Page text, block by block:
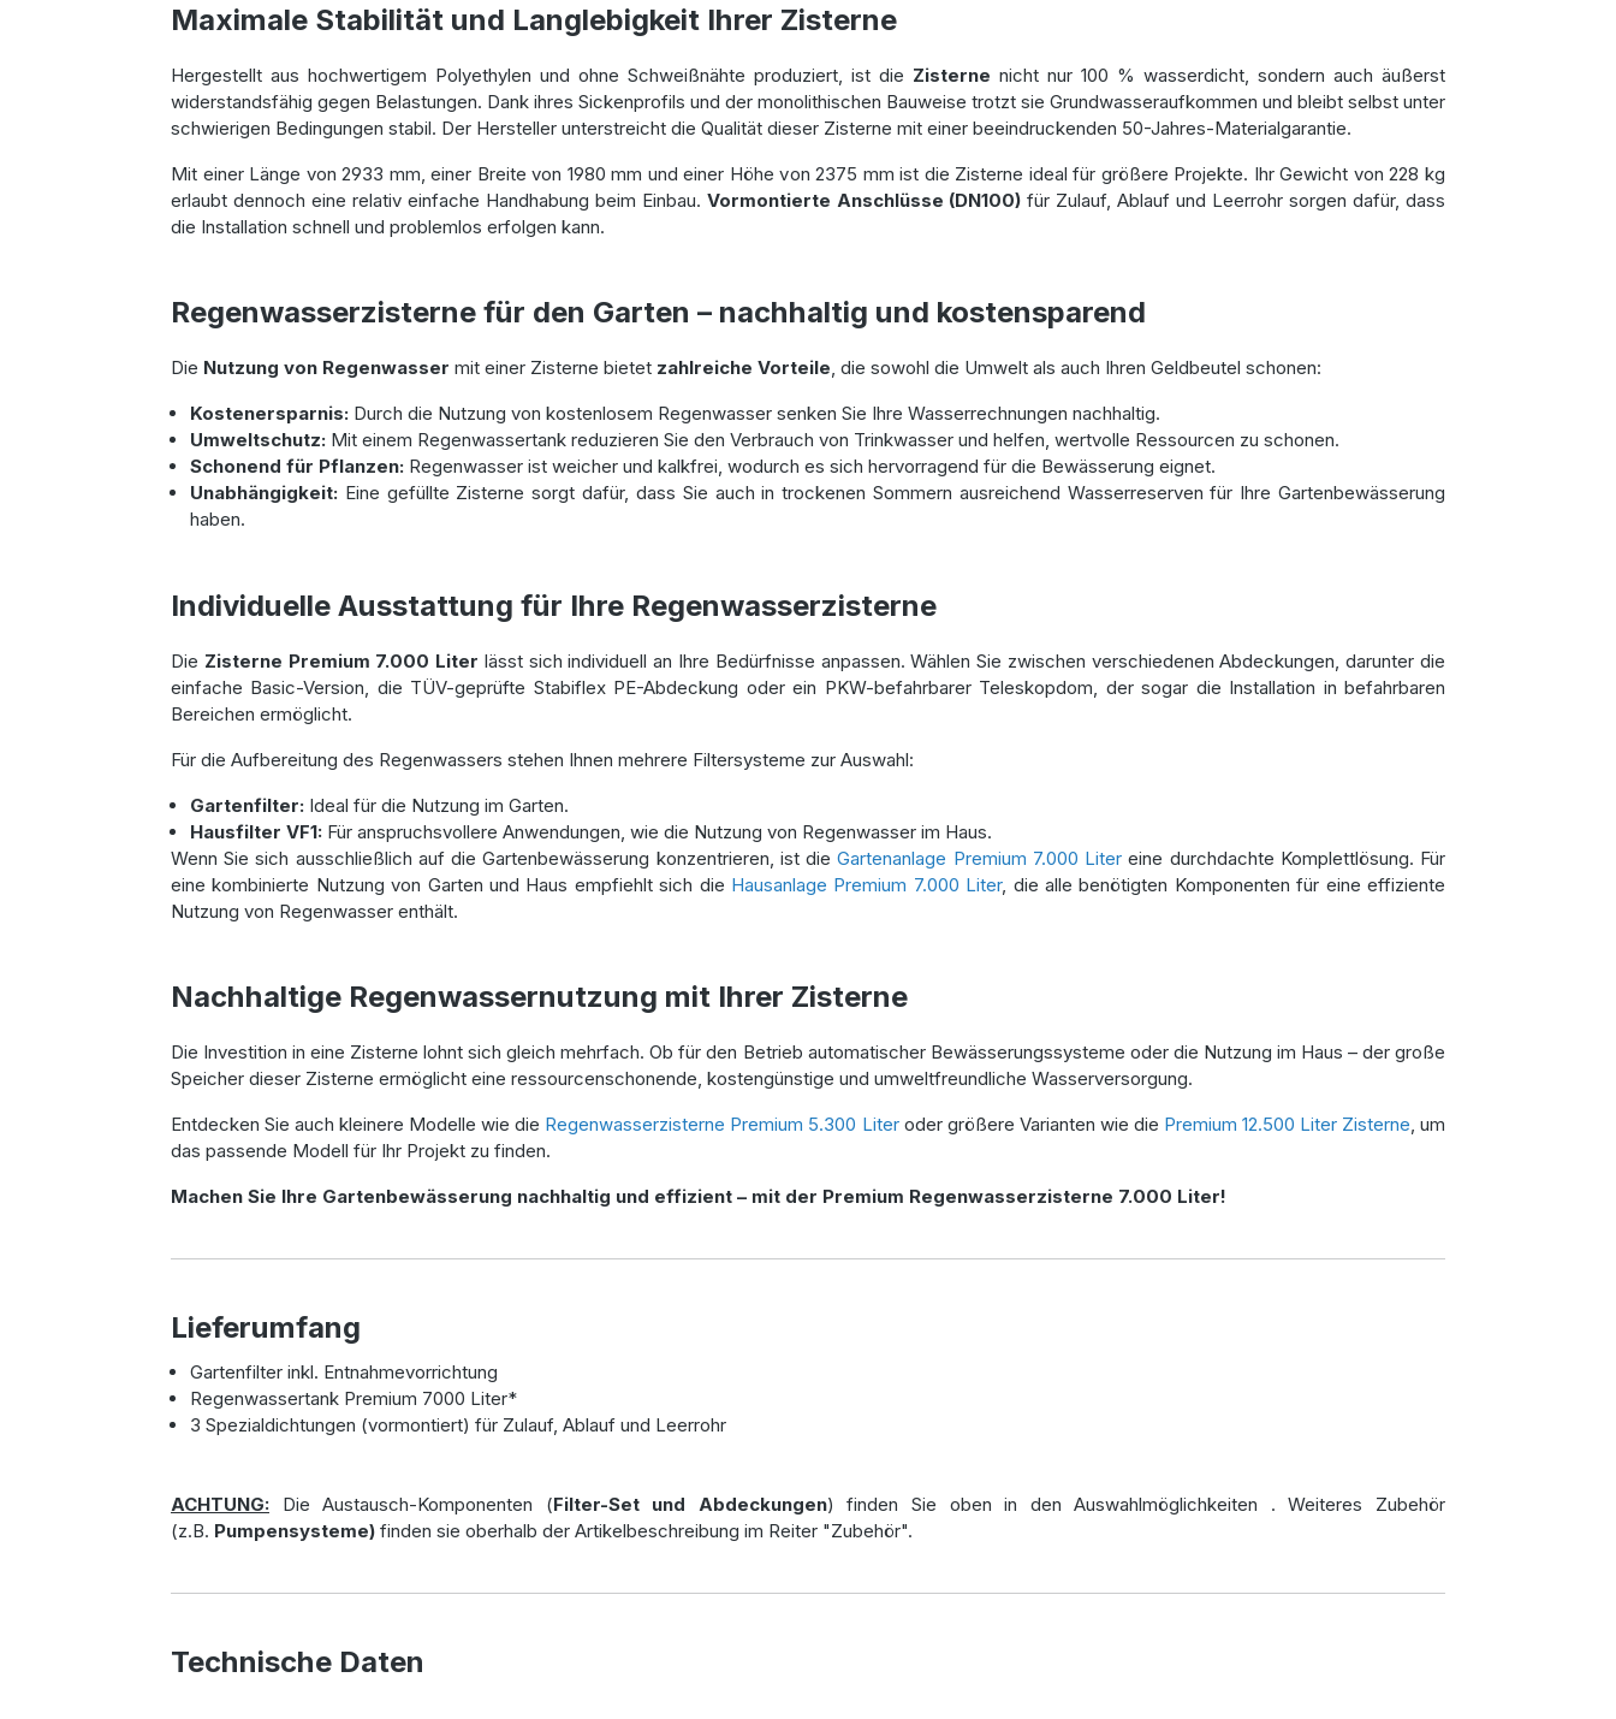
Maximale Stabilität und Langlebigkeit Ihrer Zisterne
Hergestellt aus hochwertigem Polyethylen und ohne Schweißnähte produziert, ist die Zisterne nicht nur 100 % wasserdicht, sondern auch äußerst
widerstandsfähig gegen Belastungen. Dank ihres Sickenprofils und der monolithischen Bauweise trotzt sie Grundwasseraufkommen und bleibt selbst unter
schwierigen Bedingungen stabil. Der Hersteller unterstreicht die Qualität dieser Zisterne mit einer beeindruckenden 50-Jahres-Materialgarantie.
Mit einer Länge von 2933 mm, einer Breite von 1980 mm und einer Höhe von 2375 mm ist die Zisterne ideal für größere Projekte. Ihr Gewicht von 228 kg
erlaubt dennoch eine relativ einfache Handhabung beim Einbau. Vormontierte Anschlüsse (DN100) für Zulauf, Ablauf und Leerrohr sorgen dafür, dass
die Installation schnell und problemlos erfolgen kann.
Regenwasserzisterne für den Garten – nachhaltig und kostensparend
Die Nutzung von Regenwasser mit einer Zisterne bietet zahlreiche Vorteile, die sowohl die Umwelt als auch Ihren Geldbeutel schonen:
Kostenersparnis: Durch die Nutzung von kostenlosem Regenwasser senken Sie Ihre Wasserrechnungen nachhaltig.
Umweltschutz: Mit einem Regenwassertank reduzieren Sie den Verbrauch von Trinkwasser und helfen, wertvolle Ressourcen zu schonen.
Schonend für Pflanzen: Regenwasser ist weicher und kalkfrei, wodurch es sich hervorragend für die Bewässerung eignet.
Unabhängigkeit: Eine gefüllte Zisterne sorgt dafür, dass Sie auch in trockenen Sommern ausreichend Wasserreserven für Ihre Gartenbewässerung
haben.
Individuelle Ausstattung für Ihre Regenwasserzisterne
Die Zisterne Premium 7.000 Liter lässt sich individuell an Ihre Bedürfnisse anpassen. Wählen Sie zwischen verschiedenen Abdeckungen, darunter die
einfache Basic-Version, die TÜV-geprüfte Stabiflex PE-Abdeckung oder ein PKW-befahrbarer Teleskopdom, der sogar die Installation in befahrbaren
Bereichen ermöglicht.
Für die Aufbereitung des Regenwassers stehen Ihnen mehrere Filtersysteme zur Auswahl:
Gartenfilter: Ideal für die Nutzung im Garten.
Hausfilter VF1: Für anspruchsvollere Anwendungen, wie die Nutzung von Regenwasser im Haus.
Wenn Sie sich ausschließlich auf die Gartenbewässerung konzentrieren, ist dieGartenanlage Premium 7.000 Liter eine durchdachte Komplettlösung. Für
eine kombinierte Nutzung von Garten und Haus empfiehlt sich die Hausanlage Premium 7.000 Liter, die alle benötigten Komponenten für eine effiziente
Nutzung von Regenwasser enthält.
Nachhaltige Regenwassernutzung mit Ihrer Zisterne
Die Investition in eine Zisterne lohnt sich gleich mehrfach. Ob für den Betrieb automatischer Bewässerungssysteme oder die Nutzung im Haus – der große
Speicher dieser Zisterne ermöglicht eine ressourcenschonende, kostengünstige und umweltfreundliche Wasserversorgung.
Entdecken Sie auch kleinere Modelle wie die Regenwasserzisterne Premium 5.300 Liter oder größere Varianten wie die Premium 12.500 Liter Zisterne, um
das passende Modell für Ihr Projekt zu finden.
Machen Sie Ihre Gartenbewässerung nachhaltig und effizient – mit der Premium Regenwasserzisterne 7.000 Liter!
Lieferumfang
Gartenfilter inkl. Entnahmevorrichtung
Regenwassertank Premium 7000 Liter*
3 Spezialdichtungen (vormontiert) für Zulauf, Ablauf und Leerrohr
ACHTUNG: Die Austausch-Komponenten (Filter-Set und Abdeckungen) finden Sie oben in den Auswahlmöglichkeiten . Weiteres Zubehör
(z.B. Pumpensysteme) finden sie oberhalb der Artikelbeschreibung im Reiter "Zubehör".
Technische Daten